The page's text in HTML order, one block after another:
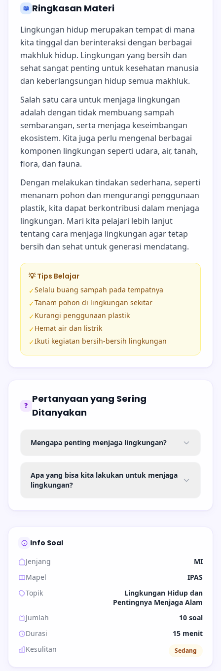
📖 Ringkasan Materi
Lingkungan hidup merupakan tempat di mana
kita tinggal dan berinteraksi dengan berbagai
makhluk hidup. Lingkungan yang bersih dan
sehat sangat penting untuk kesehatan manusia
dan keberlangsungan hidup semua makhluk.
Salah satu cara untuk menjaga lingkungan
adalah dengan tidak membuang sampah
sembarangan, serta menjaga keseimbangan
ekosistem. Kita juga perlu mengenal berbagai
komponen lingkungan seperti udara, air, tanah,
flora, dan fauna.
Dengan melakukan tindakan sederhana, seperti
menanam pohon dan mengurangi penggunaan
plastik, kita dapat berkontribusi dalam menjaga
lingkungan. Mari kita pelajari lebih lanjut
tentang cara menjaga lingkungan agar tetap
bersih dan sehat untuk generasi mendatang.
💡 Tips Belajar
✓Selalu buang sampah pada tempatnya
✓Tanam pohon di lingkungan sekitar
✓Kurangi penggunaan plastik
✓Hemat air dan listrik
✓Ikuti kegiatan bersih-bersih lingkungan
❓
Pertanyaan yang Sering
Ditanyakan
Mengapa penting menjaga lingkungan?
Apa yang bisa kita lakukan untuk menjaga
lingkungan?
Info Soal
Jenjang
MI
Mapel
IPAS
Topik
Lingkungan Hidup dan
Pentingnya Menjaga Alam
Jumlah
10 soal
Durasi
15 menit
Kesulitan
Sedang